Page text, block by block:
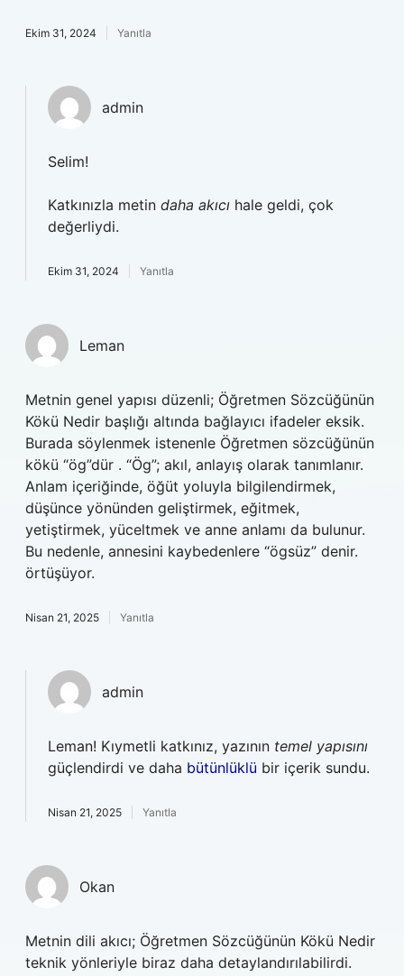
Ekim 31, 2024 Yanıtla
admin
Selim!
Katkınızla metin daha akıcı hale geldi, çok
değerliydi.
Ekim 31, 2024 Yanıtla
Leman
Metnin genel yapısı düzenli; Öğretmen Sözcüğünün
Kökü Nedir başlığı altında bağlayıcı ifadeler eksik.
Burada söylenmek istenenle Öğretmen sözcüğünün
kökü “ög”dür . “Ög”; akıl, anlayış olarak tanımlanır.
Anlam içeriğinde, öğüt yoluyla bilgilendirmek,
düşünce yönünden geliştirmek, eğitmek,
yetiştirmek, yüceltmek ve anne anlamı da bulunur.
Bu nedenle, annesini kaybedenlere “ögsüz” denir.
örtüşüyor.
Nisan 21, 2025 Yanıtla
admin
Leman! Kıymetli katkınız, yazının temel yapısını
güçlendirdi ve daha bütünlüklü bir içerik sundu.
Nisan 21, 2025 Yanıtla
Okan
Metnin dili akıcı; Öğretmen Sözcüğünün Kökü Nedir
teknik yönleriyle biraz daha detaylandırılabilirdi.